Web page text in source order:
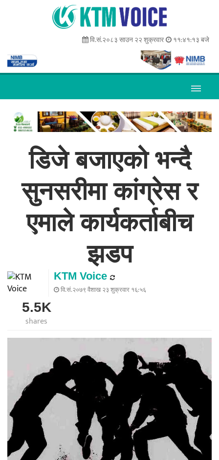
वि.सं.२०८३ साउन २२ शुक्रवार ११:४१:१३ बजे
डिजे बजाएको भन्दै
सुनसरीमा कांग्रेस र
एमाले कार्यकर्ताबीच
झडप
KTM Voice
वि.सं.२०७९ वैशाख २३ शुक्रवार १६:५६
5.5K
shares